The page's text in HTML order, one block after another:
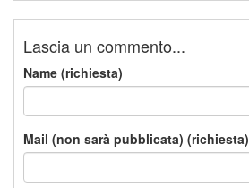
Lascia un commento...
Name (richiesta)
Mail (non sarà pubblicata) (richiesta)